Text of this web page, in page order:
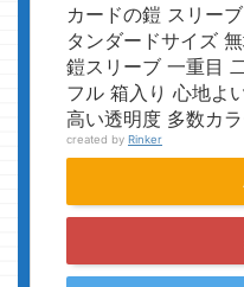
カードの鎧 スリー
タンダードサイズ
鎧スリーブ 一重目
フル 箱入り 心地よ
高い透明度 多数カ
created by Rinker